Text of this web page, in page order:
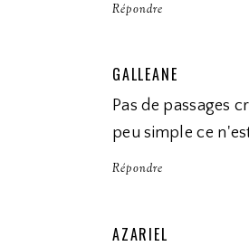
Répondre
GALLEANE
Pas de passages
peu simple ce
Répondre
AZARIEL